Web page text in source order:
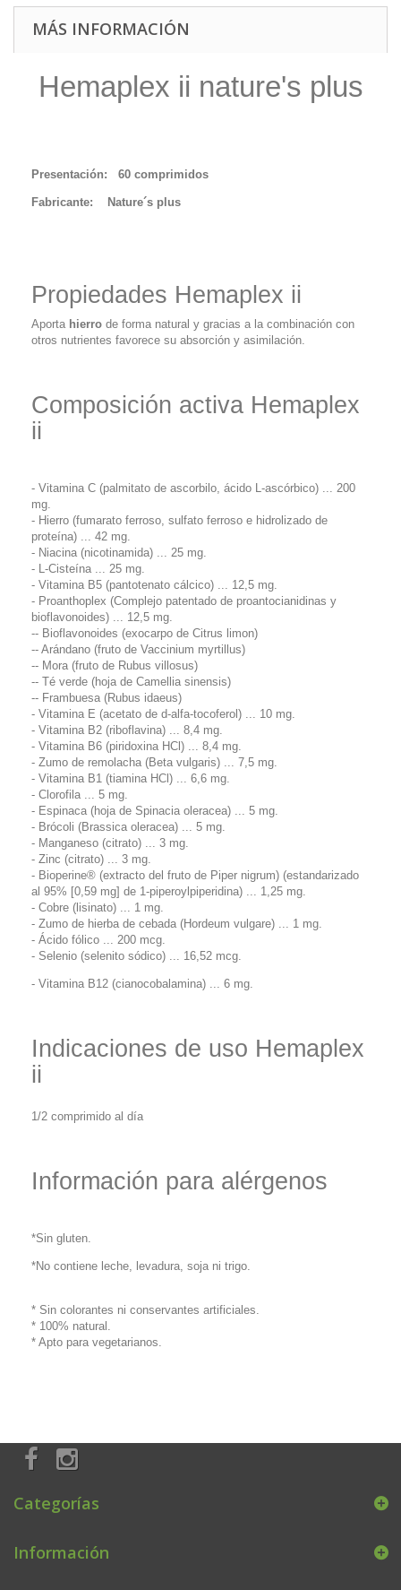
MÁS INFORMACIÓN
Hemaplex ii nature's plus
Presentación: 60 comprimidos
Fabricante: Nature´s plus
Propiedades Hemaplex ii
Aporta hierro de forma natural y gracias a la combinación con
otros nutrientes favorece su absorción y asimilación.
Composición activa Hemaplex
ii
- Vitamina C (palmitato de ascorbilo, ácido L-ascórbico) ... 200
mg.
- Hierro (fumarato ferroso, sulfato ferroso e hidrolizado de
proteína) ... 42 mg.
- Niacina (nicotinamida) ... 25 mg.
- L-Cisteína ... 25 mg.
- Vitamina B5 (pantotenato cálcico) ... 12,5 mg.
- Proanthoplex (Complejo patentado de proantocianidinas y
bioflavonoides) ... 12,5 mg.
-- Bioflavonoides (exocarpo de Citrus limon)
-- Arándano (fruto de Vaccinium myrtillus)
-- Mora (fruto de Rubus villosus)
-- Té verde (hoja de Camellia sinensis)
-- Frambuesa (Rubus idaeus)
- Vitamina E (acetato de d-alfa-tocoferol) ... 10 mg.
- Vitamina B2 (riboflavina) ... 8,4 mg.
- Vitamina B6 (piridoxina HCl) ... 8,4 mg.
- Zumo de remolacha (Beta vulgaris) ... 7,5 mg.
- Vitamina B1 (tiamina HCl) ... 6,6 mg.
- Clorofila ... 5 mg.
- Espinaca (hoja de Spinacia oleracea) ... 5 mg.
- Brócoli (Brassica oleracea) ... 5 mg.
- Manganeso (citrato) ... 3 mg.
- Zinc (citrato) ... 3 mg.
- Bioperine® (extracto del fruto de Piper nigrum) (estandarizado
al 95% [0,59 mg] de 1-piperoylpiperidina) ... 1,25 mg.
- Cobre (lisinato) ... 1 mg.
- Zumo de hierba de cebada (Hordeum vulgare) ... 1 mg.
- Ácido fólico ... 200 mcg.
- Selenio (selenito sódico) ... 16,52 mcg.
- Vitamina B12 (cianocobalamina) ... 6 mg.
Indicaciones de uso Hemaplex
ii
1/2 comprimido al día
Información para alérgenos
*Sin gluten.
*No contiene leche, levadura, soja ni trigo.
* Sin colorantes ni conservantes artificiales.
* 100% natural.
* Apto para vegetarianos.
Categorías
Información